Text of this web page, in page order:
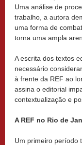
Uma análise de
trabalho, a autora
uma forma de
torna uma ampla
A escrita dos textos
necessário
à frente da REF ao
assina o editorial
contextualização e
A REF no Rio de
Um primeiro período